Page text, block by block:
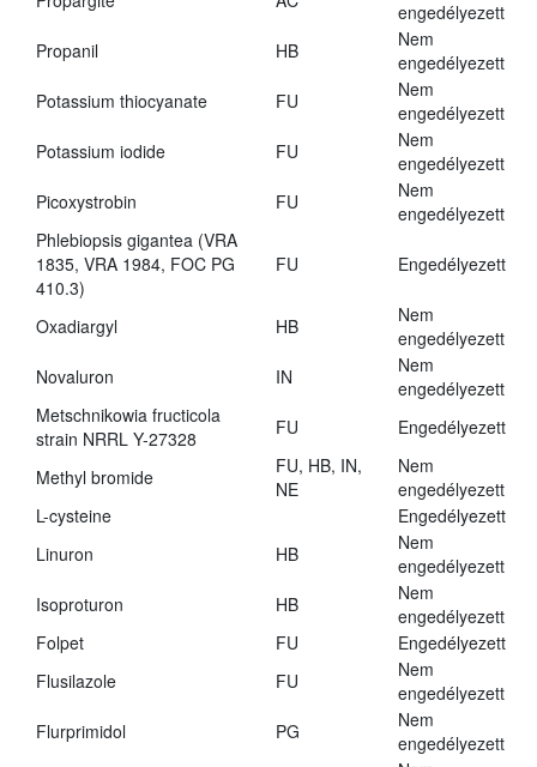
engedélyezett
Propanil
HB
Nem
engedélyezett
Potassium thiocyanate
FU
Nem
engedélyezett
Potassium iodide
FU
Nem
engedélyezett
Picoxystrobin
FU
Nem
engedélyezett
Phlebiopsis gigantea (VRA
1835, VRA 1984, FOC PG
410.3)
FU Engedélyezett
Oxadiargyl HB
Nem
engedélyezett
Novaluron
IN
Nem
engedélyezett
Metschnikowia fructicola
strain NRRL Y-27328
FU Engedélyezett
Methyl bromide
FU, HB, IN,
NE
Nem
engedélyezett
L-cysteine
Engedélyezett
Linuron
HB
Nem
engedélyezett
Isoproturon
HB
Nem
engedélyezett
Folpet
FU
Engedélyezett
Flusilazole
FU
Nem
engedélyezett
Flurprimidol
PG
Nem
engedélyezett